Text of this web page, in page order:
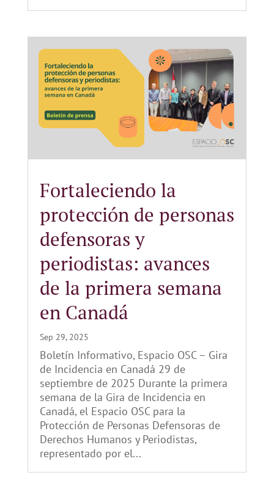
Fortaleciendo la
protección de personas
defensoras y
periodistas: avances
de la primera semana
en Canadá
Sep 29, 2025
Boletín Informativo, Espacio OSC – Gira
de Incidencia en Canadá 29 de
septiembre de 2025 Durante la primera
semana de la Gira de Incidencia en
Canadá, el Espacio OSC para la
Protección de Personas Defensoras de
Derechos Humanos y Periodistas,
representado por el...